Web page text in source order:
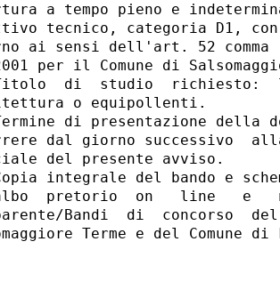
a tempo pieno e
tecnico, categoria D1,
ai sensi dell'art. 52
per il Comune di
di  studio  richiesto:
o equipollenti.
di presentazione della
dal giorno successivo
del presente avviso.
integrale del bando e
pretorio  on   line   e
Bandi  di  concorso
Terme e del Comune